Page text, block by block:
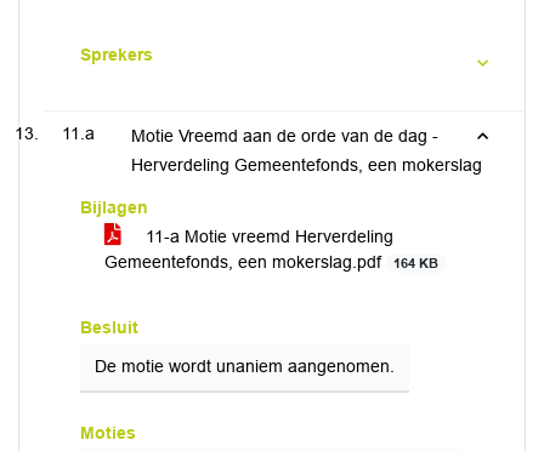
Sprekers
11.a
Motie Vreemd aan de orde van de dag -
Herverdeling Gemeentefonds, een mokerslag
Bijlagen
11-a Motie vreemd Herverdeling
Gemeentefonds, een mokerslag.pdf
164 KB
Besluit
De motie wordt unaniem aangenomen.
Moties